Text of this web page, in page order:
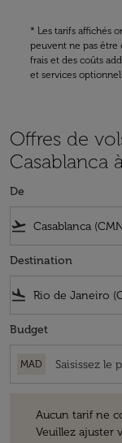
* Les tarifs affichés
peuvent ne pas être
frais et des coûts
et services
Offres de
Casablanca
De
flight_takeoff
Destination
flight_land
Budget
MAD
Aucun tarif ne
Veuillez ajuster